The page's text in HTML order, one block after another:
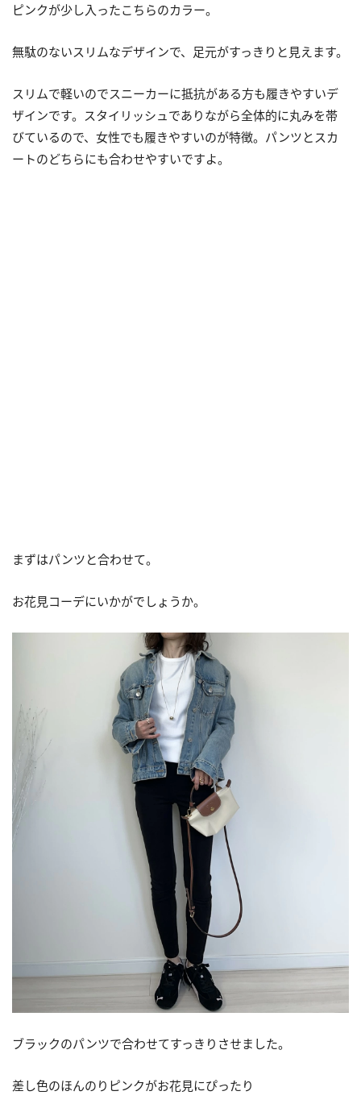
ピンクが少し入ったこちらのカラー。
無駄のないスリムなデザインで、足元がすっきりと見えます。
スリムで軽いのでスニーカーに抵抗がある方も履きやすいデ
ザインです。スタイリッシュでありながら全体的に丸みを帯
びているので、女性でも履きやすいのが特徴。パンツとスカ
ートのどちらにも合わせやすいですよ。
まずはパンツと合わせて。
お花見コーデにいかがでしょうか。
ブラックのパンツで合わせてすっきりさせました。
差し色のほんのりピンクがお花見にぴったり